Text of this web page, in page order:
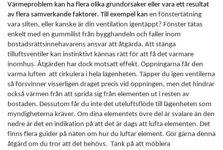
Värmeproblem kan ha flera olika grundorsaker eller vara ett resultat
av flera samverkande faktorer. Till exempel kan en fönstertätning
vara sliten, eller kanske är din ventilation igentäppt? Fönster tätas
enkelt med en gummilist från bygghandeln och faller inom
bostadsrättsinnehavarens ansvar att åtgärda. Att stänga
tilluftsventiler kan instinktivt kännas rätt för att få det varmare
inomhus. Åtgärden har dock motsatt effekt. Öppningarna får den
varma luften att cirkulera i hela lägenheten. Täpper du igen ventilerna
så försvinner visserligen draget precis vid öppningen, men det hindrar
också värmen från att sprida sig från elementen ut i resten av
bostaden. Dessutom får du inte det uteluftsflöde till lägenheten som
myndigheterna kräver. Om dina elementets övre del är svalare än den
nedre är det en indikation på att det är dags att lufta elementen. Det
finns flera guider på näten om hur du luftar element. Gör gärna denna
åtgärd om du tror att det behövs. Tänk på att möblera